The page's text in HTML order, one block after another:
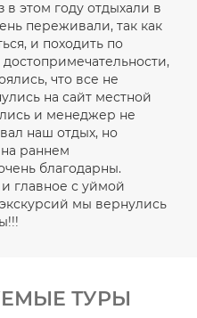
этом году отдыхали в
переживали, так как
и походить по
что все не
на сайт местной
и менеджер не
наш отдых, но
на раннем
благодарны.
главное с уймой
мы вернулись
ТУРЫ